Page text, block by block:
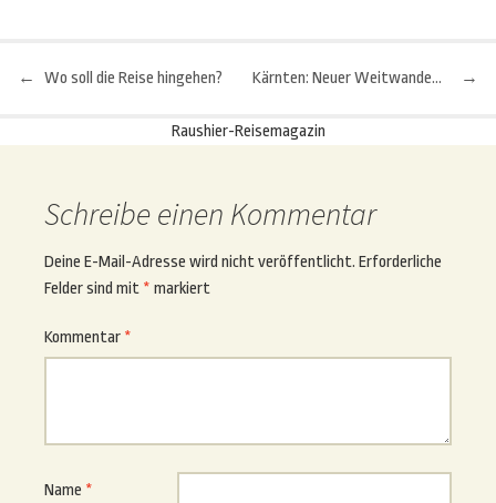
Beitragsnavigation
← Wo soll die Reise hingehen? →
Kärnten: Neuer Weitwanderweg rund um den Millstätter See
Raushier-Reisemagazin
Schreibe einen Kommentar
Deine E-Mail-Adresse wird nicht veröffentlicht. Erforderliche
Felder sind mit * markiert
Kommentar *
Name *